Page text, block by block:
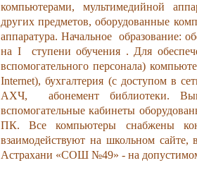
компьютерами, мультимедийной
других предметов, оборудованные
аппаратура. Начальное образование:
на I ступени обучения . Для
вспомогательного персонала)
Internet), бухгалтерия (с доступом в
АХЧ, абонемент библиотеки.
вспомогательные кабинеты
ПК. Все компьютеры снабжены
взаимодействуют на школьном
Астрахани «СОШ №49» - на